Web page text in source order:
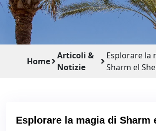
Viaggi in Giordania
Home
Articoli &
Notizie
Esplorare la
Sharm el
Esplorare la magia di Sharm